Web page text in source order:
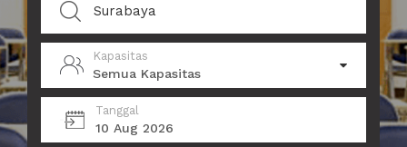
Kapasitas
Semua Kapasitas
Tanggal
10 Aug 2026